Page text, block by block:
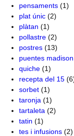
pensaments (1)
plat únic (2)
plàtan (1)
pollastre (2)
postres (13)
puentes madison
quiche (1)
recepta del 15
sorbet (1)
taronja (1)
tartaleta (2)
tatin (1)
tes i infusions (2)